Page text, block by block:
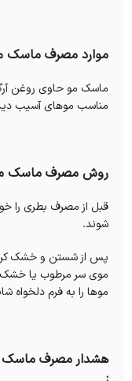
موارد مصرف ماسک
ماسک مو حاوی روغن
مناسب موهای آسیب
روش مصرف ماسک
قبل از مصرف بطری را
شوند.
پس از شستن و خشک
موی سر مرطوب یا خشک
موها را به فرم دلخواه
هشدار مصرف ماسک